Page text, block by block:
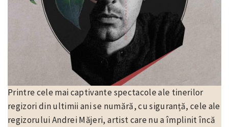
Printre cele mai captivante spectacole ale tinerilor
regizori din ultimii ani se numără, cu siguranță, cele ale
regizorului Andrei Măjeri, artist care nu a împlinit încă